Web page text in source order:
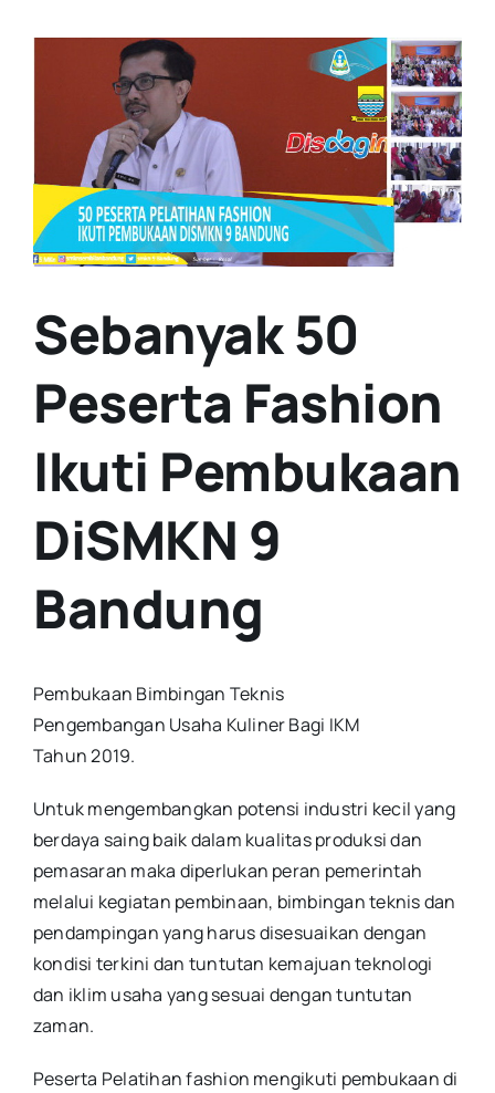
Sebanyak 50
Peserta Fashion
Ikuti Pembukaan
DiSMKN 9
Bandung
Pembukaan Bimbingan Teknis
Pengembangan Usaha Kuliner Bagi IKM
Tahun 2019.
Untuk mengembangkan potensi industri kecil yang
berdaya saing baik dalam kualitas produksi dan
pemasaran maka diperlukan peran pemerintah
melalui kegiatan pembinaan, bimbingan teknis dan
pendampingan yang harus disesuaikan dengan
kondisi terkini dan tuntutan kemajuan teknologi
dan iklim usaha yang sesuai dengan tuntutan
zaman.
Peserta Pelatihan fashion mengikuti pembukaan di